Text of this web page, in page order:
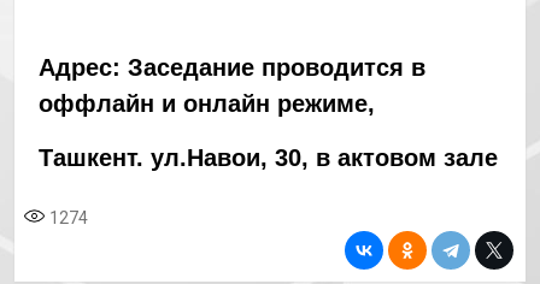
Адрес: Заседание проводится в
оффлайн и онлайн режиме,
Ташкент. ул.Навои, 30, в актовом зале
1274